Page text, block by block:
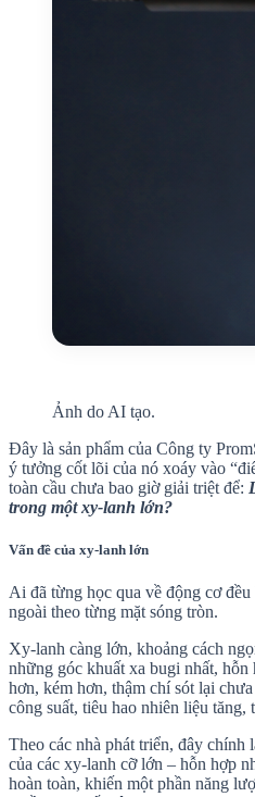
Ảnh do AI tạo.
Đây là sản phẩm của Công ty
ý tưởng cốt lõi của nó xoáy vào
toàn cầu chưa bao giờ giải triệt để:
trong một xy-lanh lớn?
Vấn đề của xy-lanh lớn
Ai đã từng học qua về động cơ
ngoài theo từng mặt sóng tròn.
Xy-lanh càng lớn, khoảng cách
những góc khuất xa bugi nhất,
hơn, kém hơn, thậm chí sót lại
công suất, tiêu hao nhiên liệu
Theo các nhà phát triển, đây
của các xy-lanh cỡ lớn – hỗn hợp
hoàn toàn, khiến một phần năng